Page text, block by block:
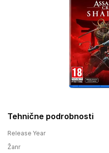
Tehnične podrobnosti
Release Year
Žanr